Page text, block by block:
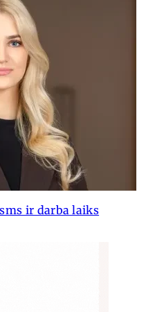
ir darba laiks